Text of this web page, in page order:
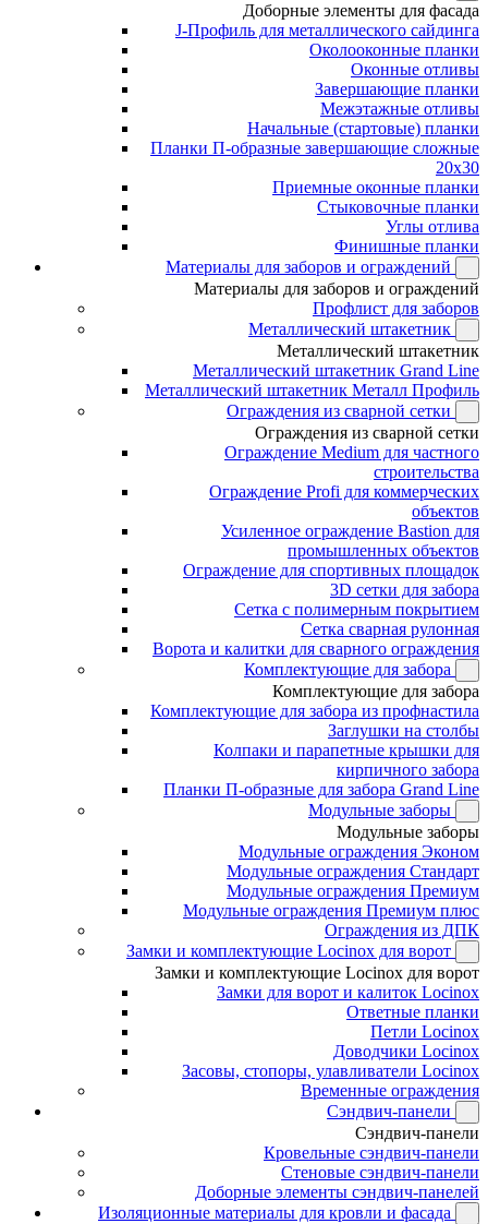
Доборные элементы для фасада
J-Профиль для металлического сайдинга
Околооконные планки
Оконные отливы
Завершающие планки
Межэтажные отливы
Начальные (стартовые) планки
Планки П-образные завершающие сложные
20x30
Приемные оконные планки
Стыковочные планки
Углы отлива
Финишные планки
Материалы для заборов и ограждений
Материалы для заборов и ограждений
Профлист для заборов
Металлический штакетник
Металлический штакетник
Металлический штакетник Grand Line
Металлический штакетник Металл Профиль
Ограждения из сварной сетки
Ограждения из сварной сетки
Ограждение Medium для частного
строительства
Ограждение Profi для коммерческих
объектов
Усиленное ограждение Bastion для
промышленных объектов
Ограждение для спортивных площадок
3D сетки для забора
Сетка с полимерным покрытием
Сетка сварная рулонная
Ворота и калитки для сварного ограждения
Комплектующие для забора
Комплектующие для забора
Комплектующие для забора из профнастила
Заглушки на столбы
Колпаки и парапетные крышки для
кирпичного забора
Планки П-образные для забора Grand Line
Модульные заборы
Модульные заборы
Модульные ограждения Эконом
Модульные ограждения Стандарт
Модульные ограждения Премиум
Модульные ограждения Премиум плюс
Ограждения из ДПК
Замки и комплектующие Locinox для ворот
Замки и комплектующие Locinox для ворот
Замки для ворот и калиток Locinox
Ответные планки
Петли Locinox
Доводчики Locinox
Засовы, стопоры, улавливатели Locinox
Временные ограждения
Сэндвич-панели
Сэндвич-панели
Кровельные сэндвич-панели
Стеновые сэндвич-панели
Доборные элементы сэндвич-панелей
Изоляционные материалы для кровли и фасада